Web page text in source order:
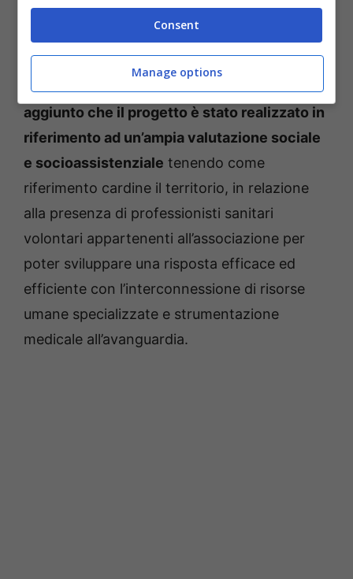
di lucro, che si prefiggono obiettivi
socialmente utili”.
IlDirettore Sanitario Dr. Rocco Marco ha
aggiunto che il progetto è stato realizzato in
riferimento ad un’ampia valutazione sociale
e socioassistenziale tenendo come
riferimento cardine il territorio, in relazione
alla presenza di professionisti sanitari
volontari appartenenti all’associazione per
poter sviluppare una risposta efficace ed
efficiente con l’interconnessione di risorse
umane specializzate e strumentazione
medicale all’avanguardia.
Consent
Manage options